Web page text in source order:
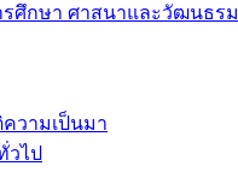
รศึกษา ศาสนาและวัฒนธรม
วามเป็นมา
วไป